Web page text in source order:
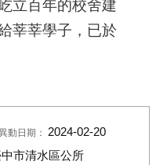
立百年的校舍建
莘莘學子，已於
動日期： 2024-02-20
市清水區公所